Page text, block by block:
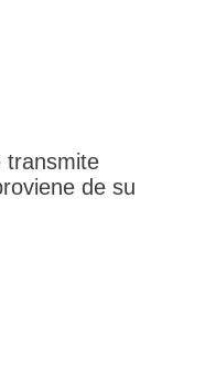
transmite
de su